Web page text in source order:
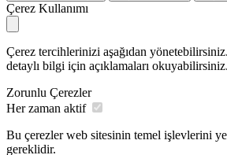
Çerez Kullanımı
Çerez tercihlerinizi aşağıdan
detaylı bilgi için açıklamaları okuyabilirsiniz.
Zorunlu Çerezler
Her zaman aktif
Bu çerezler web sitesinin temel işlevlerini
gereklidir.